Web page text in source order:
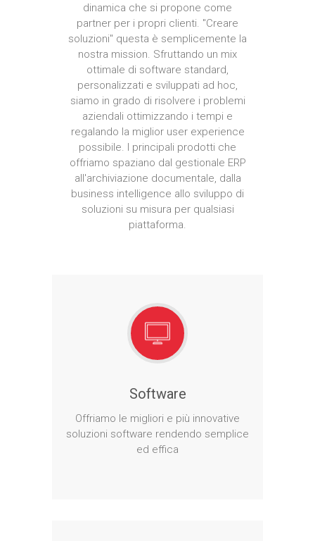
dinamica che si propone come
partner per i propri clienti. "Creare
soluzioni" questa è semplicemente la
nostra mission. Sfruttando un mix
ottimale di software standard,
personalizzati e sviluppati ad hoc,
siamo in grado di risolvere i problemi
aziendali ottimizzando i tempi e
regalando la miglior user experience
possibile. I principali prodotti che
offriamo spaziano dal gestionale ERP
all'archiviazione documentale, dalla
business intelligence allo sviluppo di
soluzioni su misura per qualsiasi
piattaforma.
Software
Offriamo le migliori e più innovative
soluzioni software rendendo semplice
ed effica